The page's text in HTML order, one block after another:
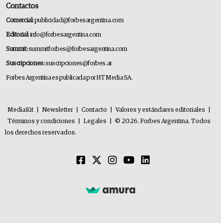
Contactos
Comercial:publicidad@forbesargentina.com
Editorial:info@forbesargentina.com
Summit:summitforbes@forbesargentina.com
Suscripciones:suscripciones@forbes.ar
Forbes Argentina es publicada por HT Media SA.
MediaKit Newsletter Contacto Valores y estándares editoriales
Términos y condiciones
Legales
© 2026. Forbes Argentina. Todos
los derechos reservados.